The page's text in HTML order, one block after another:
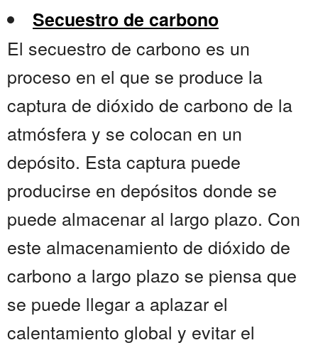
Secuestro de carbono
El secuestro de carbono es un
proceso en el que se produce la
captura de dióxido de carbono de la
atmósfera y se colocan en un
depósito. Esta captura puede
producirse en depósitos donde se
puede almacenar al largo plazo. Con
este almacenamiento de dióxido de
carbono a largo plazo se piensa que
se puede llegar a aplazar el
calentamiento global y evitar el